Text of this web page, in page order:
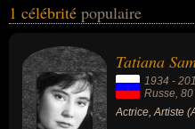
de leurs morts, ils peuvent avoir
1 célébrité populaire
Tatiana
1934 -
Russe,
Actrice, Artiste